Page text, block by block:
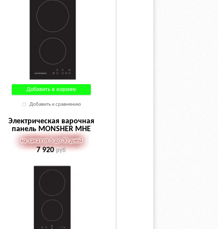
Добавить в корзину
Добавить к сравнению
Электрическая варочная
панель MONSHER MHE
33
на заказ от 5 до 30 дней
7 920руб